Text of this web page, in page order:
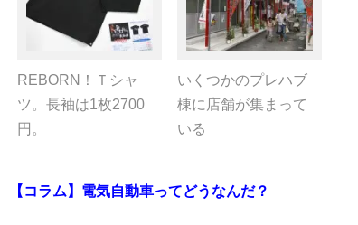
REBORN！Ｔシャ
ツ。長袖は1枚2700
円。
いくつかのプレハブ
棟に店舗が集まって
いる
【コラム】電気自動車ってどうなんだ？